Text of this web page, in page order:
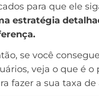
para que ele
estratégia
se você
veja o que é
fazer a sua taxa